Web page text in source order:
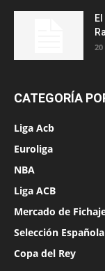
CATEGORÍA
Liga Acb
Euroliga
NBA
Liga ACB
Mercado de
Selección Española
Copa del Rey